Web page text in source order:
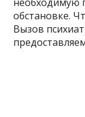
обстановке.
Вызов